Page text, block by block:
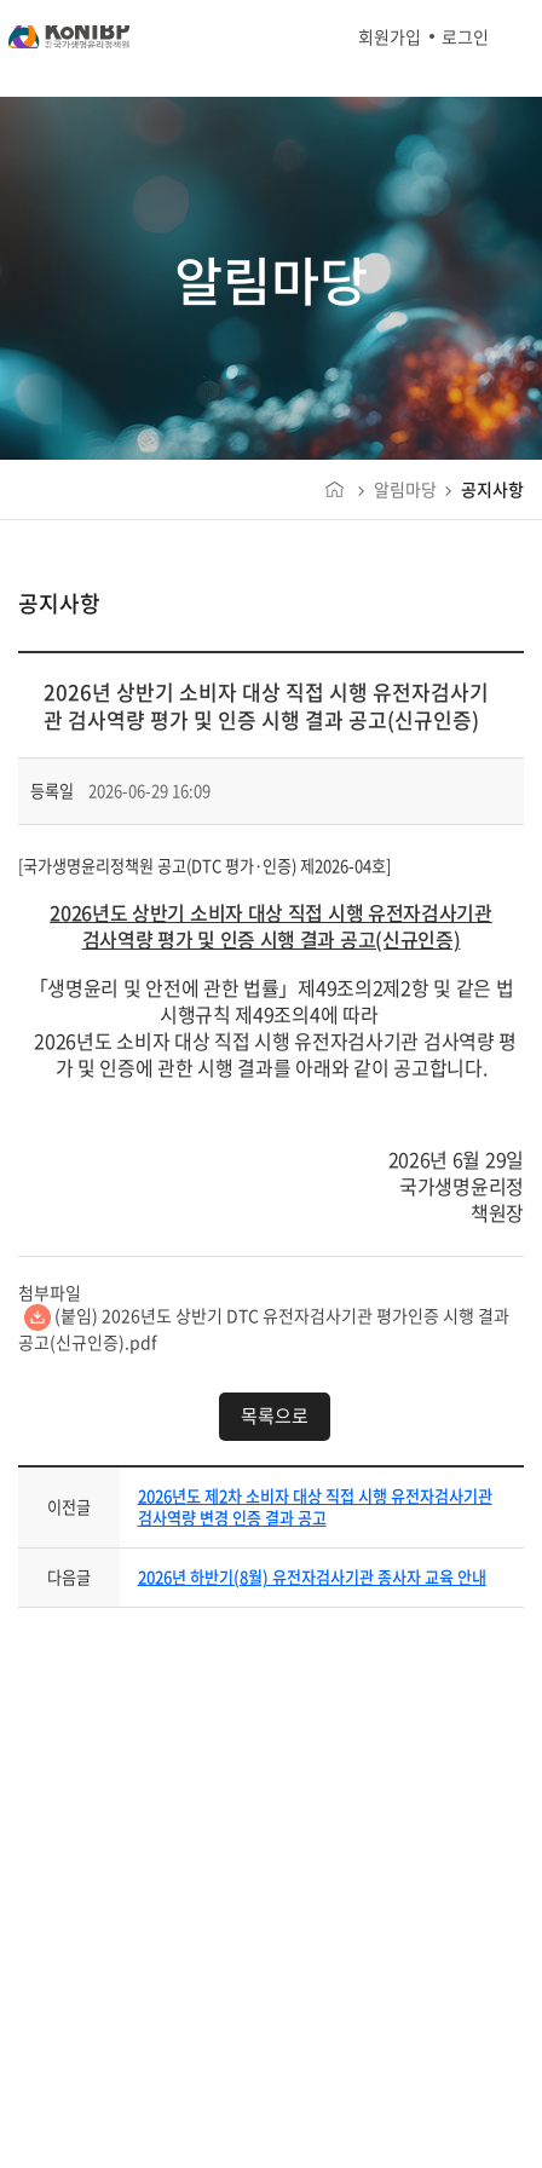
회원가입 로그인
알림마당
알림마당 공지사항
공지사항
2026년 상반기 소비자 대상 직접 시행 유전자검사기
관 검사역량 평가 및 인증 시행 결과 공고(신규인증)
등록일 2026-06-29 16:09
[국가생명윤리정책원 공고(DTC 평가·인증) 제2026-04호]
2026년도 상반기 소비자 대상 직접 시행 유전자검사기관
검사역량 평가 및 인증 시행 결과 공고(신규인증)
「생명윤리 및 안전에 관한 법률」제49조의2제2항 및 같은 법
시행규칙 제49조의4에 따라
2026년도 소비자 대상 직접 시행 유전자검사기관 검사역량 평
가 및 인증에 관한 시행 결과를 아래와 같이 공고합니다.
2026년 6월 29일
국가생명윤리정
책원장
첨부파일
(붙임) 2026년도 상반기 DTC 유전자검사기관 평가인증 시행 결과
공고(신규인증).pdf
목록으로
이전글
2026년도 제2차 소비자 대상 직접 시행 유전자검사기관
검사역량 변경 인증 결과 공고
다음글 2026년 하반기(8월) 유전자검사기관 종사자 교육 안내